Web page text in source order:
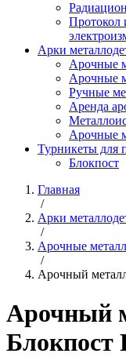
Протокол
Арки
Арочные
Арочные
Ручные
Аренда
Арочные
Турникеты для
Блокпост
Главная
/
Арки
/
Арочные
/
Арочный
Арочный
Блокпост